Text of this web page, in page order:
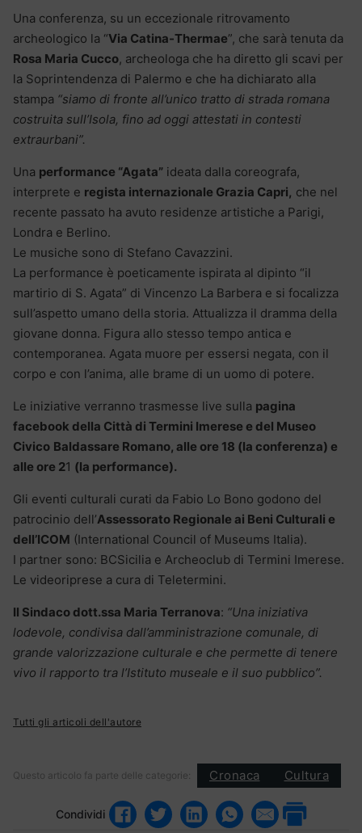
Una conferenza, su un eccezionale ritrovamento
archeologico la “Via Catina-Thermae”, che sarà tenuta da
Rosa Maria Cucco, archeologa che ha diretto gli scavi per
la Soprintendenza di Palermo e che ha dichiarato alla
stampa “siamo di fronte all’unico tratto di strada romana
costruita sull’Isola, fino ad oggi attestati in contesti
extraurbani”.
Una performance “Agata” ideata dalla coreografa,
interprete e regista internazionale Grazia Capri, che nel
recente passato ha avuto residenze artistiche a Parigi,
Londra e Berlino.
Le musiche sono di Stefano Cavazzini.
La performance è poeticamente ispirata al dipinto “il
martirio di S. Agata” di Vincenzo La Barbera e si focalizza
sull’aspetto umano della storia. Attualizza il dramma della
giovane donna. Figura allo stesso tempo antica e
contemporanea. Agata muore per essersi negata, con il
corpo e con l’anima, alle brame di un uomo di potere.
Le iniziative verranno trasmesse live sulla pagina
facebook della Città di Termini Imerese e del Museo
Civico Baldassare Romano, alle ore 18 (la conferenza) e
alle ore 21 (la performance).
Gli eventi culturali curati da Fabio Lo Bono godono del
patrocinio dell’Assessorato Regionale ai Beni Culturali e
dell’ICOM (International Council of Museums Italia).
I partner sono: BCSicilia e Archeoclub di Termini Imerese.
Le videoriprese a cura di Teletermini.
Il Sindaco dott.ssa Maria Terranova: “Una iniziativa
lodevole, condivisa dall’amministrazione comunale, di
grande valorizzazione culturale e che permette di tenere
vivo il rapporto tra l’Istituto museale e il suo pubblico”.
Tutti gli articoli dell'autore
Questo articolo fa parte delle categorie: Cronaca Cultura
Condividi